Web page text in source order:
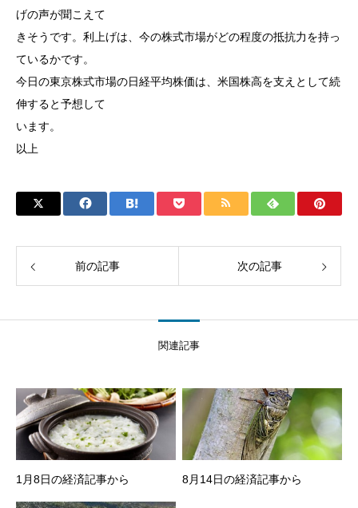
げの声が聞こえて
きそうです。利上げは、今の株式市場がどの程度の抵抗力を持っ
ているかです。
今日の東京株式市場の日経平均株価は、米国株高を支えとして続
伸すると予想して
います。
以上
前の記事 次の記事
関連記事
1月8日の経済記事から 8月14日の経済記事から